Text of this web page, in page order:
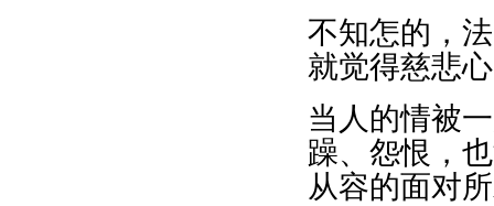
不知怎的，
就觉得慈悲
当人的情被
躁、怨恨，
从容的面对